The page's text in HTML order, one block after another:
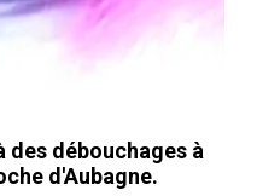
des débouchages à
d'Aubagne.